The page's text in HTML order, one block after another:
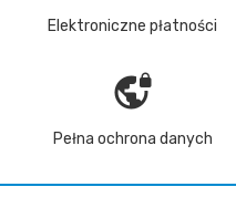
Elektroniczne płatności
vpn_lock
Pełna ochrona danych